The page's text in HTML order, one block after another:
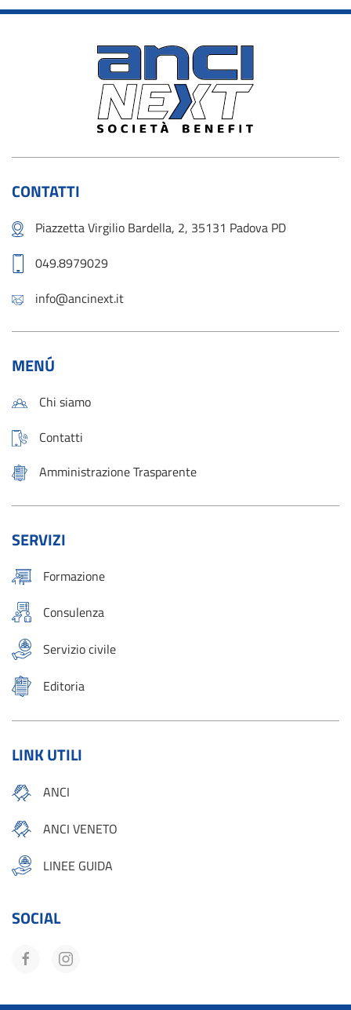
CONTATTI
Piazzetta Virgilio Bardella, 2, 35131 Padova PD
049.8979029
info@ancinext.it
MENÚ
Chi siamo
Contatti
Amministrazione Trasparente
SERVIZI
Formazione
Consulenza
Servizio civile
Editoria
LINK UTILI
ANCI
ANCI VENETO
LINEE GUIDA
SOCIAL